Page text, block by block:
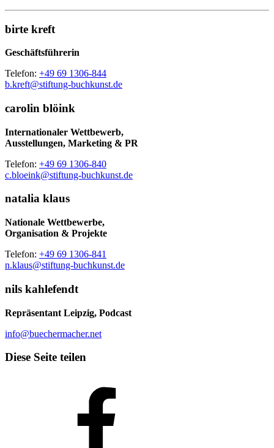
birte kreft
Geschäftsführerin
Telefon: +49 69 1306-844
b.kreft@stiftung-buchkunst.de
carolin blöink
Internationaler Wettbewerb,
Ausstellungen, Marketing & PR
Telefon: +49 69 1306-840
c.bloeink@stiftung-buchkunst.de
natalia klaus
Nationale Wettbewerbe,
Organisation & Projekte
Telefon: +49 69 1306-841
n.klaus@stiftung-buchkunst.de
nils kahlefendt
Repräsentant Leipzig, Podcast
info@buechermacher.net
Diese Seite teilen